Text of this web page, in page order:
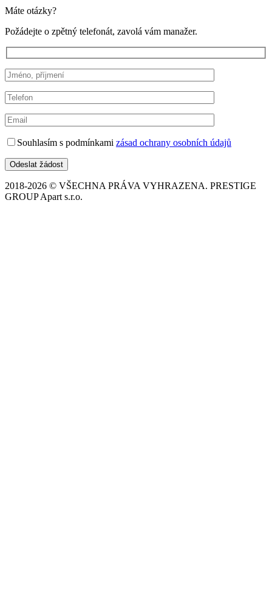
Máte otázky?
Požádejte o zpětný telefonát, zavolá vám manažer.
Souhlasím s podmínkami zásad ochrany osobních údajů
2018-2026 © VŠECHNA PRÁVA VYHRAZENA. PRESTIGE
GROUP Apart s.r.o.